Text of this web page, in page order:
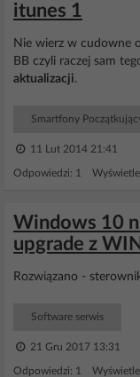
itunes 1
Nie wierz w cudowne
BB czyli raczej sam
aktualizacji.
Smartfony
11 Lut 2014 21:41
Odpowiedzi: 1
Windows 10
upgrade z
Rozwiązano -
Software serwis
21 Gru 2017 13:31
Odpowiedzi: 1